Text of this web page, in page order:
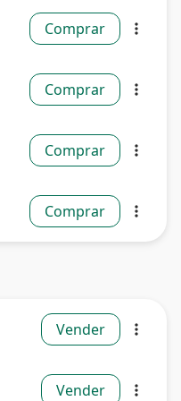
Comprar more_vert
Comprar more_vert
Comprar more_vert
Comprar more_vert
Vender more_vert
Vender more_vert